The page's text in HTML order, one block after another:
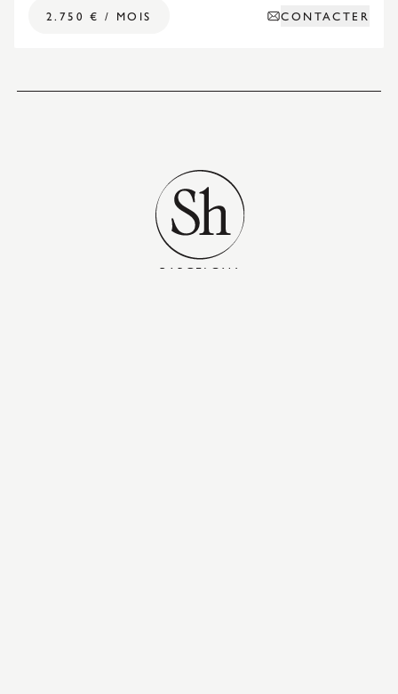
2.750 € / MOIS CONTACTER